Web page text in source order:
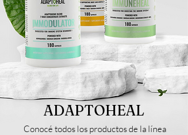
ADAPTOHEAL
Conocé todos los productos de la línea